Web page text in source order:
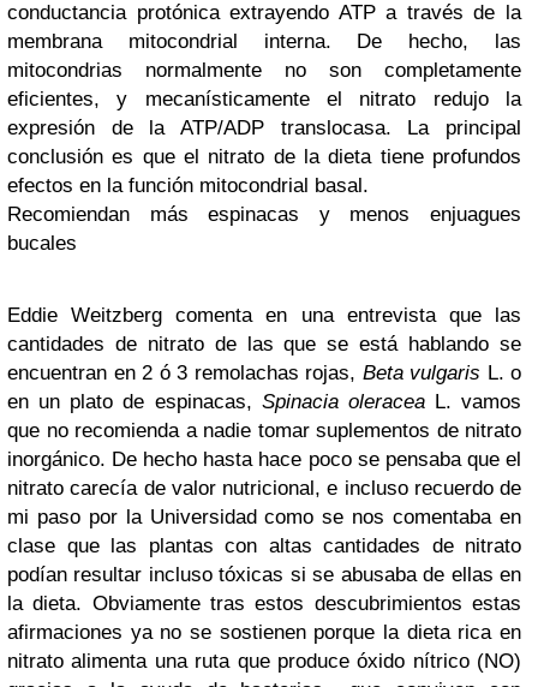
conductancia protónica extrayendo ATP a través de la
membrana mitocondrial interna. De hecho, las
mitocondrias normalmente no son completamente
eficientes, y mecanísticamente el nitrato redujo la
expresión de la ATP/ADP translocasa. La principal
conclusión es que el nitrato de la dieta tiene profundos
efectos en la función mitocondrial basal.
Recomiendan más espinacas y menos enjuagues
bucales
Eddie Weitzberg comenta en una entrevista que las
cantidades de nitrato de las que se está hablando se
encuentran en 2 ó 3 remolachas rojas, Beta vulgaris L. o
en un plato de espinacas, Spinacia oleraceaL. vamos
que no recomienda a nadie tomar suplementos de nitrato
inorgánico. De hecho hasta hace poco se pensaba que el
nitrato carecía de valor nutricional, e incluso recuerdo de
mi paso por la Universidad como se nos comentaba en
clase que las plantas con altas cantidades de nitrato
podían resultar incluso tóxicas si se abusaba de ellas en
la dieta. Obviamente tras estos descubrimientos estas
afirmaciones ya no se sostienen porque la dieta rica en
nitrato alimenta una ruta que produce óxido nítrico (NO)